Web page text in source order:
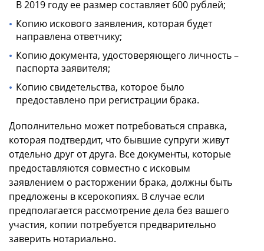
В 2019 году ее размер составляет 600 рублей;
Копию искового заявления, которая будет
направлена ответчику;
Копию документа, удостоверяющего личность –
паспорта заявителя;
Копию свидетельства, которое было
предоставлено при регистрации брака.
Дополнительно может потребоваться справка,
которая подтвердит, что бывшие супруги живут
отдельно друг от друга. Все документы, которые
предоставляются совместно с исковым
заявлением о расторжении брака, должны быть
предложены в ксерокопиях. В случае если
предполагается рассмотрение дела без вашего
участия, копии потребуется предварительно
заверить нотариально.